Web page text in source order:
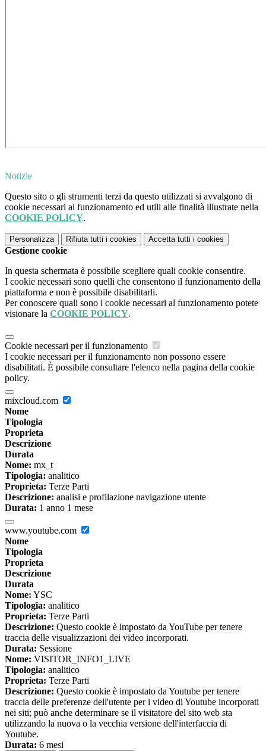
Notizie
Questo sito o gli strumenti terzi da questo utilizzati si avvalgono di
cookie necessari al funzionamento ed utili alle finalità illustrate nella
COOKIE POLICY.
Personalizza Rifiuta tutti i cookies Accetta tutti i cookies
Gestione cookie
In questa schermata è possibile scegliere quali cookie consentire.
I cookie necessari sono quelli che consentono il funzionamento della
piattaforma e non è possibile disabilitarli.
Per conoscere quali sono i cookie necessari al funzionamento potete
visionare la COOKIE POLICY.
Cookie necessari per il funzionamento
I cookie necessari per il funzionamento non possono essere
disabilitati. È possibile consultare l'elenco nella pagina della cookie
policy.
mixcloud.com
Nome
Tipologia
Proprieta
Descrizione
Durata
Nome: mx_t
Tipologia: analitico
Proprieta: Terze Parti
Descrizione: analisi e profilazione navigazione utente
Durata: 1 anno 1 mese
www.youtube.com
Nome
Tipologia
Proprieta
Descrizione
Durata
Nome: YSC
Tipologia: analitico
Proprieta: Terze Parti
Descrizione: Questo cookie è impostato da YouTube per tenere
traccia delle visualizzazioni dei video incorporati.
Durata: Sessione
Nome: VISITOR_INFO1_LIVE
Tipologia: analitico
Proprieta: Terze Parti
Descrizione: Questo cookie è impostato da Youtube per tenere
traccia delle preferenze dell'utente per i video di Youtube incorporati
nei siti; può anche determinare se il visitatore del sito web sta
utilizzando la nuova o la vecchia versione dell'interfaccia di
Youtube.
Durata: 6 mesi